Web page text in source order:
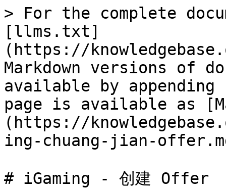
> For the complete
[llms.txt]
(https://
Markdown versions of
available by
page is available as
(https://
ing-chuang-jian-
# iGaming - 创建 Offer